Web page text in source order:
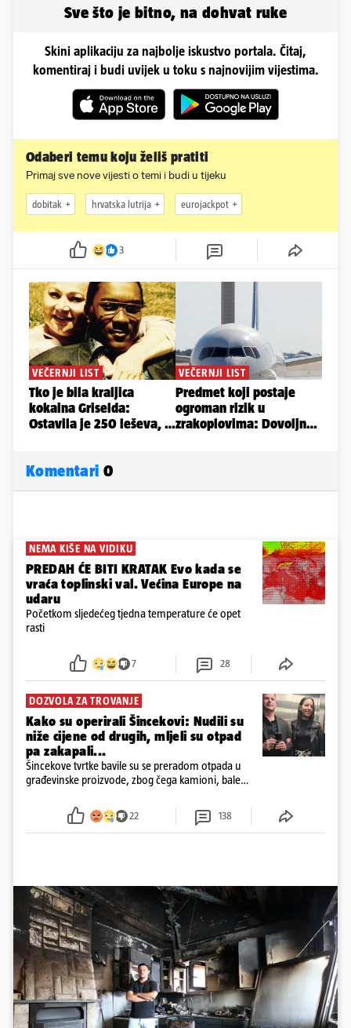
Sve što je bitno, na dohvat ruke
Skini aplikaciju za najbolje iskustvo portala. Čitaj,
komentiraj i budi uvijek u toku s najnovijim vijestima.
Odaberi temu koju želiš pratiti
Primaj sve nove vijesti o temi i budi u tijeku
dobitak hrvatska lutrija eurojackpot
3
Komentari 0
NEMA KIŠE NA VIDIKU
PREDAH ĆE BITI KRATAK Evo kada se
vraća toplinski val. Većina Europe na
udaru
Početkom sljedećeg tjedna temperature će opet
rasti
7 28
DOZVOLA ZA TROVANJE
Kako su operirali Šincekovi: Nudili su
niže cijene od drugih, mljeli su otpad
pa zakapali...
Šincekove tvrtke bavile su se preradom otpada u
građevinske proizvode, zbog čega kamioni, bale
22 138